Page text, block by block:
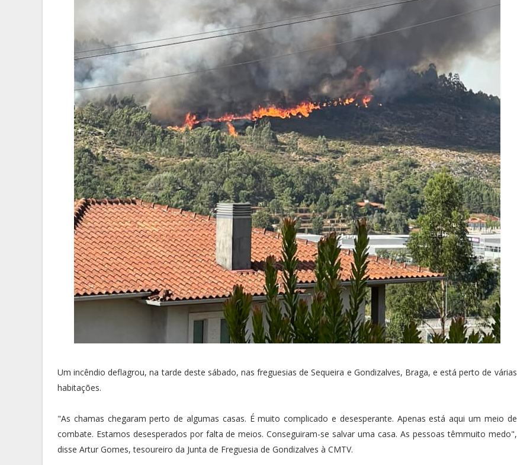
Um incêndio deflagrou, na tarde deste sábado, nas freguesias de Sequeira e Gondizalves, Braga, e está perto de várias
habitações.
"As chamas chegaram perto de algumas casas. É muito complicado e desesperante. Apenas está aqui um meio de
combate. Estamos desesperados por falta de meios. Conseguiram-se salvar uma casa. As pessoas têmmuito medo",
disse Artur Gomes, tesoureiro da Junta de Freguesia de Gondizalves à CMTV.